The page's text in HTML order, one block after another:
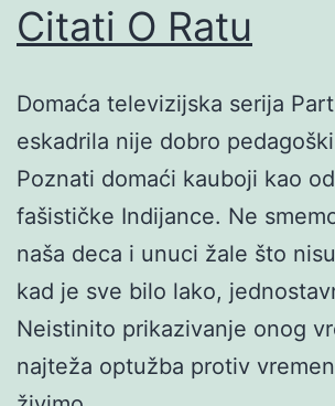
Citati O Ratu
Domaća televizijska serija
eskadrila nije dobro
Poznati domaći kauboji kao
fašističke Indijance. Ne
naša deca i unuci žale što
kad je sve bilo lako,
Neistinito prikazivanje onog
najteža optužba protiv